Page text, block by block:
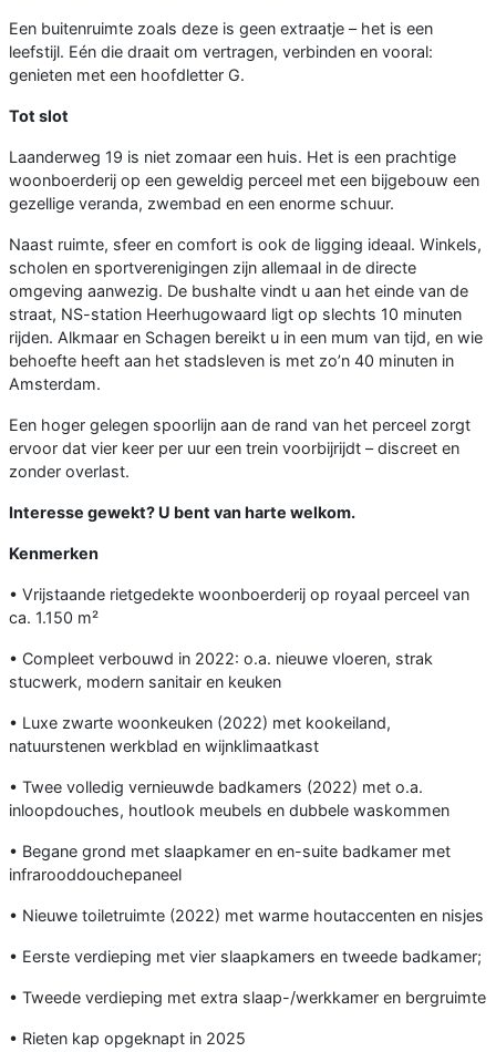
Een buitenruimte zoals deze is geen extraatje – het is een
leefstijl. Eén die draait om vertragen, verbinden en vooral:
genieten met een hoofdletter G.
Tot slot
Laanderweg 19 is niet zomaar een huis. Het is een prachtige
woonboerderij op een geweldig perceel met een bijgebouw een
gezellige veranda, zwembad en een enorme schuur.
Naast ruimte, sfeer en comfort is ook de ligging ideaal. Winkels,
scholen en sportverenigingen zijn allemaal in de directe
omgeving aanwezig. De bushalte vindt u aan het einde van de
straat, NS-station Heerhugowaard ligt op slechts 10 minuten
rijden. Alkmaar en Schagen bereikt u in een mum van tijd, en wie
behoefte heeft aan het stadsleven is met zo’n 40 minuten in
Amsterdam.
Een hoger gelegen spoorlijn aan de rand van het perceel zorgt
ervoor dat vier keer per uur een trein voorbijrijdt – discreet en
zonder overlast.
Interesse gewekt? U bent van harte welkom.
Kenmerken
• Vrijstaande rietgedekte woonboerderij op royaal perceel van
ca. 1.150 m²
• Compleet verbouwd in 2022: o.a. nieuwe vloeren, strak
stucwerk, modern sanitair en keuken
• Luxe zwarte woonkeuken (2022) met kookeiland,
natuurstenen werkblad en wijnklimaatkast
• Twee volledig vernieuwde badkamers (2022) met o.a.
inloopdouches, houtlook meubels en dubbele waskommen
• Begane grond met slaapkamer en en-suite badkamer met
infrarooddouchepaneel
• Nieuwe toiletruimte (2022) met warme houtaccenten en nisjes
• Eerste verdieping met vier slaapkamers en tweede badkamer;
• Tweede verdieping met extra slaap-/werkkamer en bergruimte
• Rieten kap opgeknapt in 2025